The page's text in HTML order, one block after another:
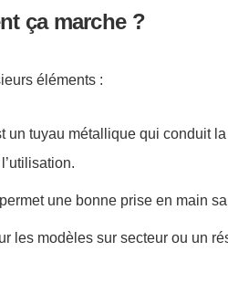
ça marche ?
éléments :
un tuyau métallique qui conduit
permet une bonne prise en main
les modèles sur secteur ou un